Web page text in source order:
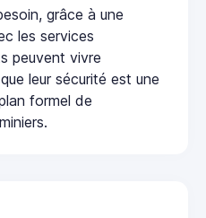
grâce à une
les services
peuvent vivre
leur sécurité est une
formel de